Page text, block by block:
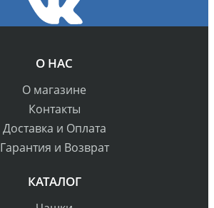
О НАС
О магазине
Контакты
Доставка и Оплата
Гарантия и Возврат
КАТАЛОГ